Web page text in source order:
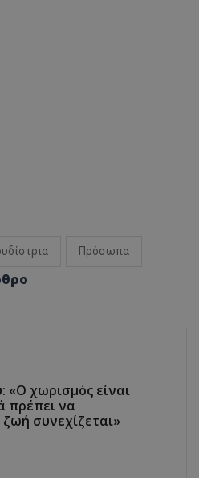
Πρόσωπα
χωρισμός είναι
πρέπει να
ζωή συνεχίζεται»